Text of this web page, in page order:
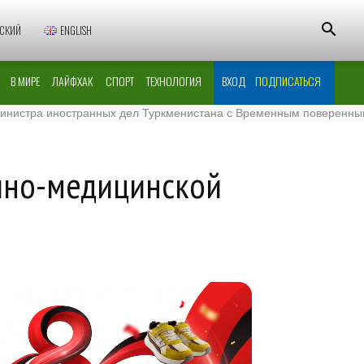
ENGLISH
В МИРЕ ЛАЙФХАК СПОРТ ТЕХНОЛОГИЯ ВХОД ПОДПИСАТЬСЯ
иностранных дел Туркменистана с Временным поверенным в
медицинской